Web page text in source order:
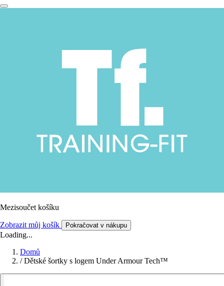
Mezisoučet košíku
Zobrazit můj košík Pokračovat v nákupu
Loading...
Domů
/ Dětské šortky s logem Under Armour Tech™